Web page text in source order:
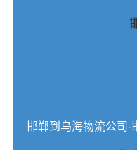
邯郸到乌海物流公司-